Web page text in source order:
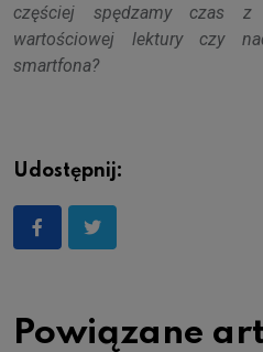
częściej spędzamy czas z
wartościowej lektury czy
smartfona?
Udostępnij:
Powiązane